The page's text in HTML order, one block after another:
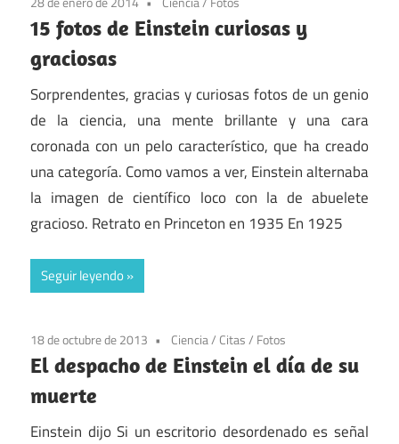
15 fotos de Einstein curiosas y
graciosas
Sorprendentes, gracias y curiosas fotos de un genio
de la ciencia, una mente brillante y una cara
coronada con un pelo característico, que ha creado
una categoría. Como vamos a ver, Einstein alternaba
la imagen de científico loco con la de abuelete
gracioso. Retrato en Princeton en 1935 En 1925
Seguir leyendo
18 de octubre de 2013 Ciencia/ Citas/ Fotos
El despacho de Einstein el día de su
muerte
Einstein dijo Si un escritorio desordenado es señal